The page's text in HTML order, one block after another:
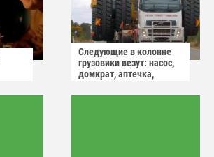
Следующие в колонне
грузовики везут: насос,
домкрат, аптечка,